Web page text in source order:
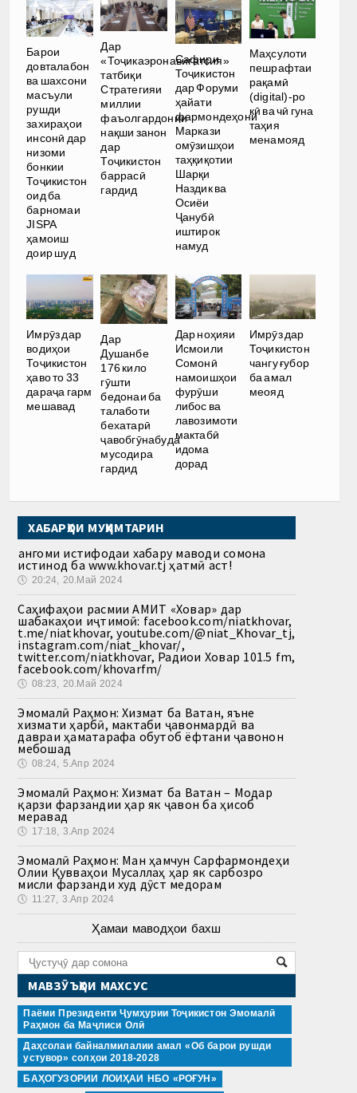
Барои
довталабон
ва шахсони
масъули
рушди
захираҳои
инсонӣ дар
низоми
бонкии
Тоҷикистон
оид ба
барномаи
JISPA
ҳамоиш
доир шуд
Дар
«Тоҷикаэронавигатсия»
татбиқи
Стратегияи
миллии
фаъолгардонии
нақши занон
дар
Тоҷикистон
баррасӣ
гардид
Сафири
Тоҷикистон
дар Форуми
ҳайати
фармондеҳони
Маркази
омӯзишҳои
таҳқиқотии
Шарқи
Наздик ва
Осиёи
Ҷанубӣ
иштирок
намуд
Маҳсулоти
пешрафтаи
рақамӣ
(digital)-ро
кӣ ва чӣ гуна
таҳия
менамояд
Имрӯз дар
водиҳои
Тоҷикистон
ҳаво то 33
дараҷа гарм
мешавад
Дар
Душанбе
176 кило
гӯшти
бедонаи ба
талаботи
бехатарӣ
ҷавобгӯнабуда
мусодира
гардид
Дар ноҳияи
Исмоили
Сомонӣ
намоишҳои
фурӯши
либос ва
лавозимоти
мактабӣ
идома
дорад
Имрӯз дар
Тоҷикистон
чангу ғубор
ба амал
меояд
ХАБАРҲОИ МУҲИМТАРИН
Ҳангоми истифодаи хабару маводи сомона
истинод ба www.khovar.tj ҳатмӣ аст!
🕔 20:24, 20.Май 2024
Саҳифаҳои расмии АМИТ «Ховар» дар
шабакаҳои иҷтимоӣ: facebook.com/niatkhovar,
t.me/niatkhovar, youtube.com/@niat_Khovar_tj,
instagram.com/niat_khovar/,
twitter.com/niatkhovar, Радиои Ховар 101.5 fm,
facebook.com/khovarfm/
🕔 08:23, 20.Май 2024
Эмомалӣ Раҳмон: Хизмат ба Ватан, яъне
хизмати ҳарбӣ, мактаби ҷавонмардӣ ва
давраи ҳаматарафа обутоб ёфтани ҷавонон
мебошад
🕔 08:24, 5.Апр 2024
Эмомалӣ Раҳмон: Хизмат ба Ватан – Модар
қарзи фарзандии ҳар як ҷавон ба ҳисоб
меравад
🕔 17:18, 3.Апр 2024
Эмомалӣ Раҳмон: Ман ҳамчун Сарфармондеҳи
Олии Қувваҳои Мусаллаҳ ҳар як сарбозро
мисли фарзанди худ дӯст медорам
🕔 11:27, 3.Апр 2024
Ҳамаи маводҳои бахш
МАВЗӮЪҲОИ МАХСУС
Паёми Президенти Ҷумҳурии Тоҷикистон Эмомалӣ
Раҳмон ба Маҷлиси Олӣ
Даҳсолаи байналмилалии амал «Об барои рушди
устувор» солҳои 2018-2028
БАҲОГУЗОРИИ ЛОИҲАИ НБО «РОҒУН»